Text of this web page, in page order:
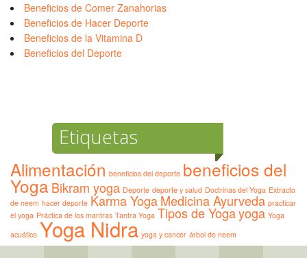
Beneficios de Comer Zanahorias
Beneficios de Hacer Deporte
Beneficios de la Vitamina D
Beneficios del Deporte
Etiquetas
Alimentación beneficios del deporte beneficios del
Yoga Bikram yoga Deporte deporte y salud Doctrinas del Yoga Extracto
de neem hacer deporte Karma YogaMedicina Ayurveda practicar
el yoga Práctica de los mantras Tantra Yoga Tipos de Yogayoga Yoga
acuático Yoga Nidra yoga y cancer árbol de neem